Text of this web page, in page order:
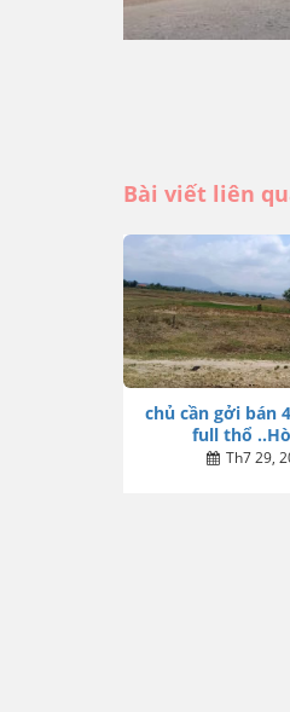
Bài viết liên
chủ cần gởi bán
full thổ
Th7 29,